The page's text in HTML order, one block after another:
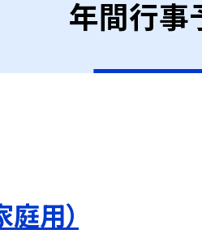
年間行事
用）